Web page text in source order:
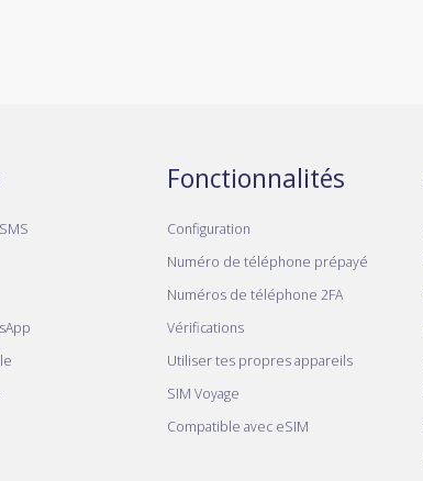
Fonctionnalités
Configuration
Numéro de téléphone prépayé
Numéros de téléphone 2FA
Vérifications
Utiliser tes propres appareils
SIM Voyage
Compatible avec eSIM